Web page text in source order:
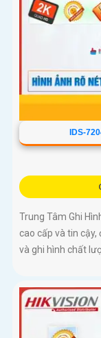
IDS-
Trung Tâm Ghi
cao cấp và tin
và ghi hình chất